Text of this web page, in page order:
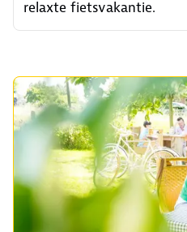
relaxte fietsvakantie.